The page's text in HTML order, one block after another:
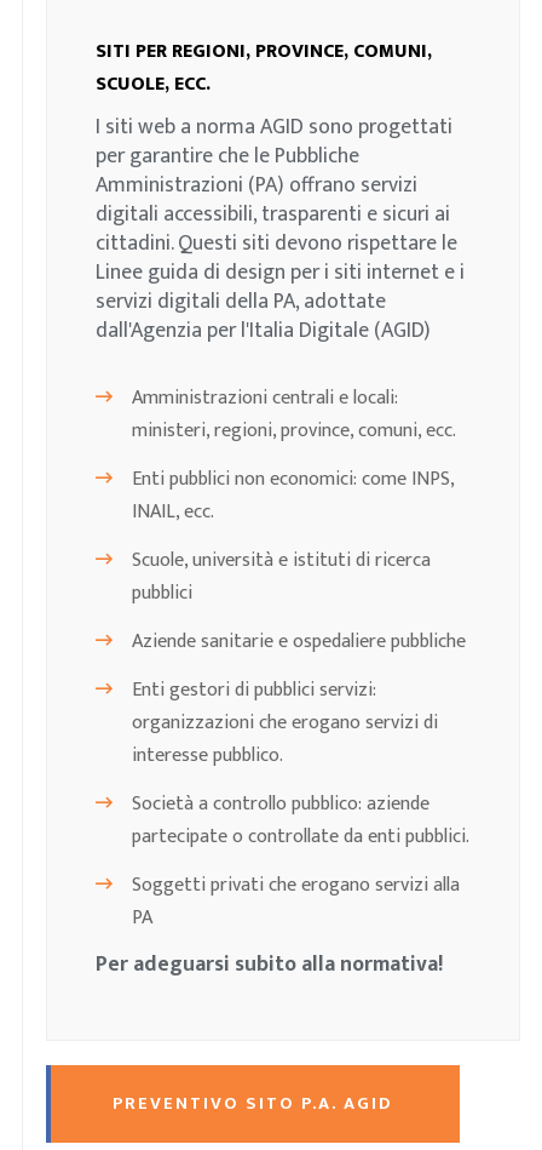
SITI PER REGIONI, PROVINCE, COMUNI,
SCUOLE, ECC.
I siti web a norma AGID sono progettati
per garantire che le Pubbliche
Amministrazioni (PA) offrano servizi
digitali accessibili, trasparenti e sicuri ai
cittadini. Questi siti devono rispettare le
Linee guida di design per i siti internet e i
servizi digitali della PA, adottate
dall'Agenzia per l'Italia Digitale (AGID)
Amministrazioni centrali e locali:
ministeri, regioni, province, comuni, ecc.
Enti pubblici non economici: come INPS,
INAIL, ecc.
Scuole, università e istituti di ricerca
pubblici
Aziende sanitarie e ospedaliere pubbliche
Enti gestori di pubblici servizi:
organizzazioni che erogano servizi di
interesse pubblico.
Società a controllo pubblico: aziende
partecipate o controllate da enti pubblici.
Soggetti privati che erogano servizi alla
PA
Per adeguarsi subito alla normativa!
PREVENTIVO SITO P.A. AGID